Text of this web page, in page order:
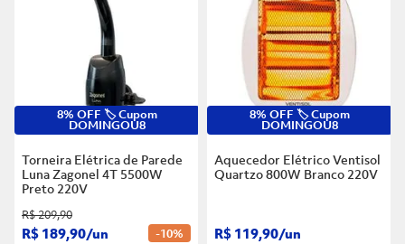
8% OFF 🏷️ Cupom
DOMINGOU8
Torneira Elétrica de Parede
Luna Zagonel 4T 5500W
Preto 220V
R$209,90
R$ 189,90/un -10%
8% OFF 🏷️ Cupom
DOMINGOU8
Aquecedor Elétrico Ventisol
Quartzo 800W Branco 220V
R$ 119,90/un